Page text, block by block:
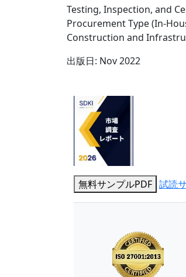
Testing, Inspection, and
Procurement Type (In-
Construction and
出版日: Nov 2022
無料サンプルPDF 試読